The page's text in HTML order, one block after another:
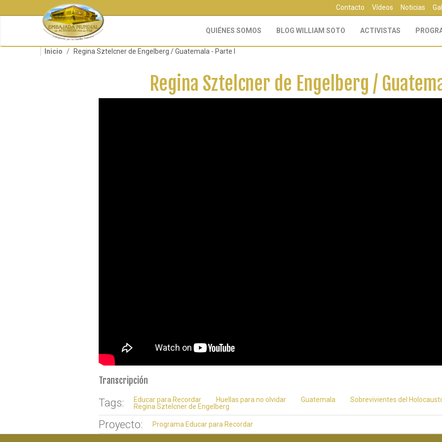
Contacto Vídeos Noticias
QUIÉNES SOMOS BLOG WILLIAM SOTO ACTIVISTAS
Inicio Regina Sztelcner de Engelberg / Guatemala - Parte I
Regina Sztelcner de Engelberg /
Transcripción
Tags: Educar para Recordar Huellas para no olvidar Guatemala
Sobrevivientes del
Regina Sztelcner de Engelberg
Proyecto: Programa Educar para Recordar